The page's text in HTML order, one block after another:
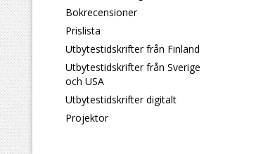
Bokrecensioner
Prislista
Utbytestidskrifter från Finland
Utbytestidskrifter från Sverige
och USA
Utbytestidskrifter digitalt
Projektor